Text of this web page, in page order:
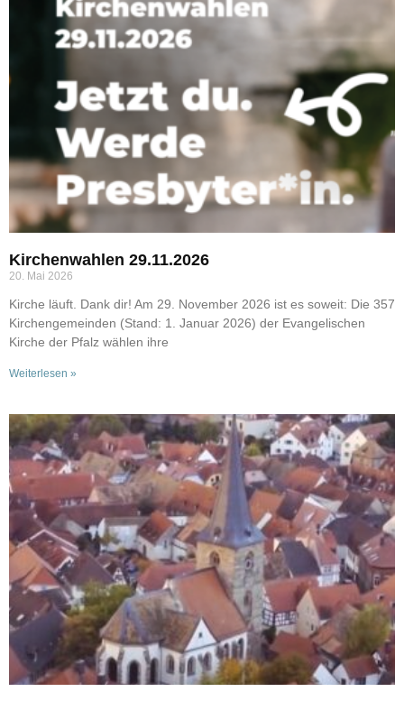
Kirchenwahlen 29.11.2026
20. Mai 2026
Kirche läuft. Dank dir! Am 29. November 2026 ist es soweit: Die 357
Kirchengemeinden (Stand: 1. Januar 2026) der Evangelischen
Kirche der Pfalz wählen ihre
Weiterlesen »